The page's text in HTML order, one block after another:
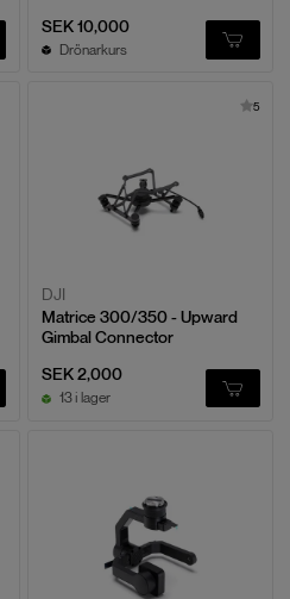
SEK 10,000
Drönarkurs
5
DJI
Matrice 300/350 - Upward
Gimbal Connector
SEK 2,000
13 i lager